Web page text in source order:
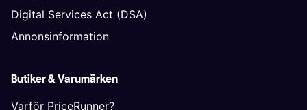
Digital Services Act (DSA)
Annonsinformation
Butiker & Varumärken
Varför PriceRunner?